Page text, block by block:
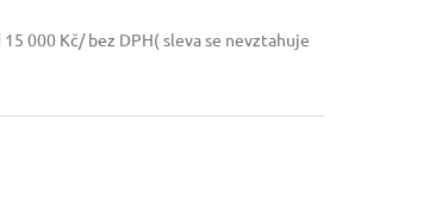
000 Kč/ bez DPH( sleva se nevztahuje